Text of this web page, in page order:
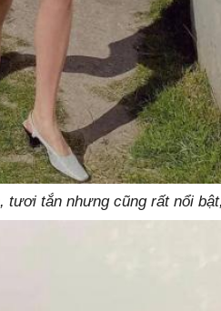
tươi tắn nhưng cũng rất nổi